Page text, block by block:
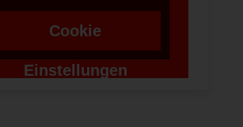
Cookie
Einstellungen